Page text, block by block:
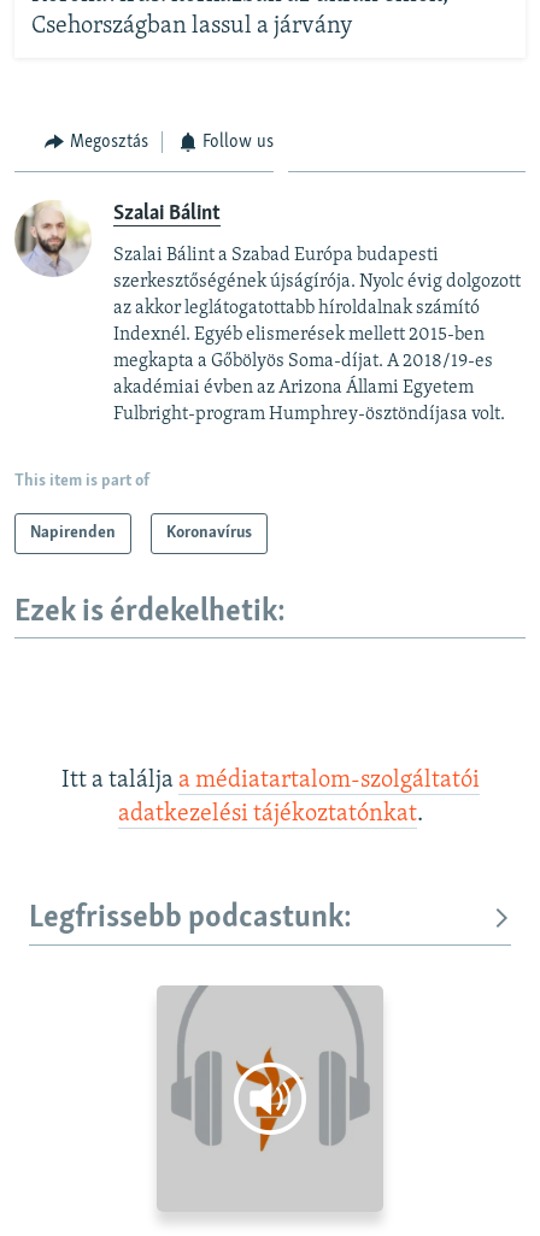
Csehországban lassul a járvány
Megosztás Follow us
Szalai Bálint
Szalai Bálint a Szabad Európa budapesti
szerkesztőségének újságírója. Nyolc évig dolgozott
az akkor leglátogatottabb híroldalnak számító
Indexnél. Egyéb elismerések mellett 2015-ben
megkapta a Gőbölyös Soma-díjat. A 2018/19-es
akadémiai évben az Arizona Állami Egyetem
Fulbright-program Humphrey-ösztöndíjasa volt.
This item is part of
Napirenden Koronavírus
Ezek is érdekelhetik:
Itt a találja a médiatartalom-szolgáltatói
adatkezelési tájékoztatónkat.
Legfrissebb podcastunk: